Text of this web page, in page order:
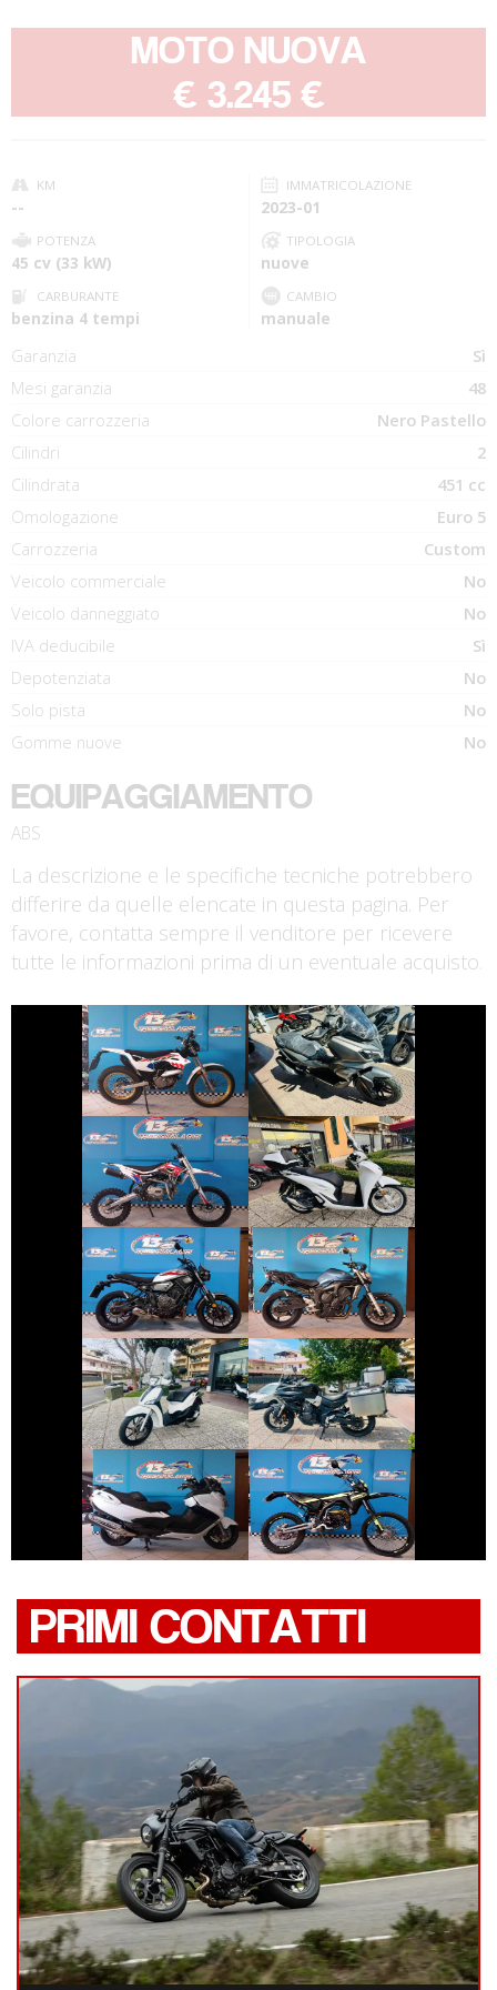
MOTO NUOVA
€ 3.245 €
KM
--
IMMATRICOLAZIONE
2023-01
POTENZA
45 cv (33 kW)
TIPOLOGIA
nuove
CARBURANTE
benzina 4 tempi
CAMBIO
manuale
Garanzia
Sì
Mesi garanzia
48
Colore carrozzeria
Nero Pastello
Cilindri
2
Cilindrata
451 cc
Omologazione
Euro 5
Carrozzeria
Custom
Veicolo commerciale
No
Veicolo danneggiato
No
IVA deducibile
Sì
Depotenziata
No
Solo pista
No
Gomme nuove
No
EQUIPAGGIAMENTO
ABS
La descrizione e le specifiche tecniche potrebbero
differire da quelle elencate in questa pagina. Per
favore, contatta sempre il venditore per ricevere
tutte le informazioni prima di un eventuale acquisto.
MONTESA 4RIDE SYM ADX-300
ALTRA-MARCA
ALTRO-
MODELLO
€ 1.700 €
HONDA SH
€ 3.390 €
YAMAHA XSR-
700
€ 5.990 €
YAMAHA FZ6
€ 3.290 €
PIAGGIO LIBERTY
€ 2.350 €
VOGE VALICO
€ 3.450 €
SUZUKI
BURGMAN-650
€ 5.890 €
FANTIC-MOTOR
XE
€ 2.990 €
PRIMI CONTATTI